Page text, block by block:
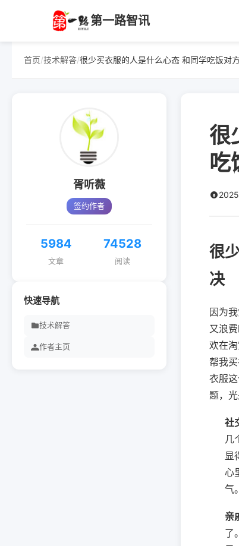
第一路智讯
首页 /技术解答/很少买衣服的人是什么心态 和同学吃饭对
胥听薇
签约作者
5984
文章
74528
阅读
快速导航
技术解答
作者主页
很
吃
很
决
因为
又浪
欢在
帮我
衣服
题，光
社
几
显
心
气。
亲
了